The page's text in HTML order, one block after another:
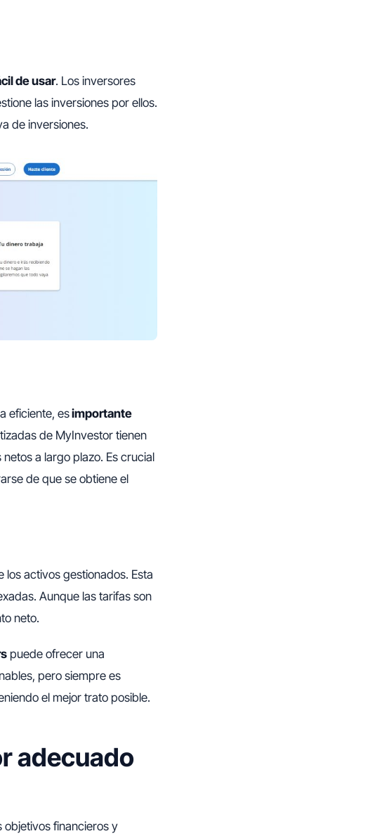
de usar. Los inversores
las inversiones por ellos.
de inversiones.
eficiente, esimportante
de MyInvestor tienen
a largo plazo. Es crucial
de que se obtiene el
los activos gestionados. Esta
Aunque las tarifas son
neto.
puede ofrecer una
pero siempre es
el mejor trato posible.
adecuado
financieros y